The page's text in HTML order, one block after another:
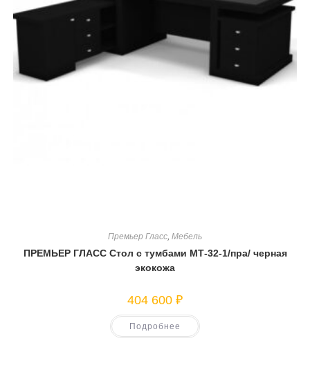
Премьер Гласс Мебель
ПРЕМЬЕР ГЛАСС Стол с тумбами МТ-32-1/пра/ черная
экокожа
404 600 ₽
Подробнее